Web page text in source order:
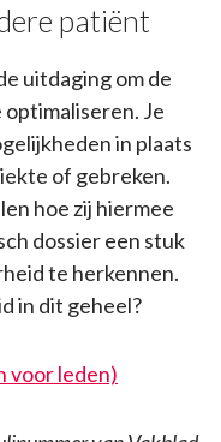
patiënt
uitdaging om de
Je
in plaats
of gebreken.
hoe zij hiermee
dossier een stuk
te herkennen.
in dit geheel?
voor leden)